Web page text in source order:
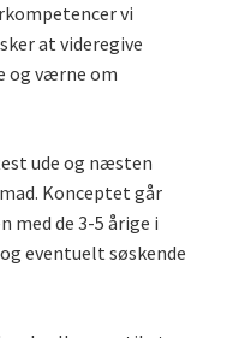
vi
at videregive
og værne om
ude og næsten
Konceptet går
med de 3-5 årige i
eventuelt søskende